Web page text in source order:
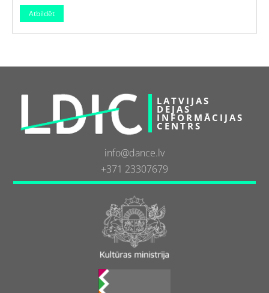
LATVIJAS
DEJAS
INFORMĀCIJAS
CENTRS
info@dance.lv
+371 23307679